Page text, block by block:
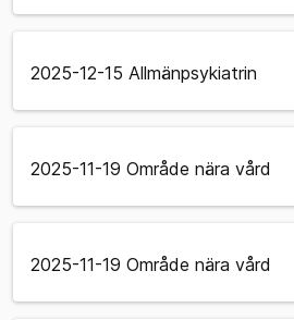
2025-12-15 Allmänpsykiatrin
2025-11-19 Område nära vård
2025-11-19 Område nära vård